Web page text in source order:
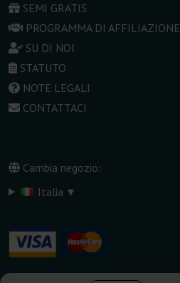
SEMI GRATIS
PROGRAMMA DI AFFILIAZIONE
SU DI NOI
STATUTO
NOTE LEGALI
CONTATTACI
Cambia negozio:
Italia ▾